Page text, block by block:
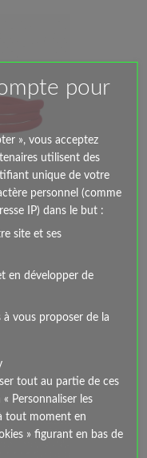
pour
», vous acceptez
utilisent des
unique de votre
personnel (comme
IP) dans le but :
site et ses
en développer de
à vous proposer de la
tout au partie de ces
Personnaliser les
tout moment en
» figurant en bas de